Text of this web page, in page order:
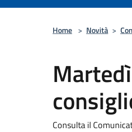
Home > Novità >
Consulta il